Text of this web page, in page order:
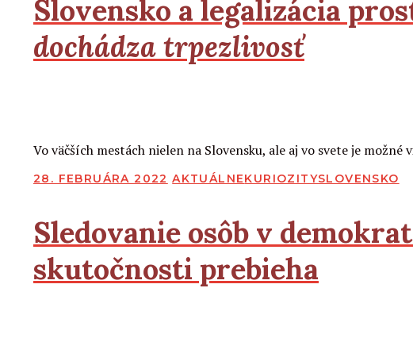
Slovensko a legalizácia
dochádza trpezlivosť
Vo väčších mestách nielen na Slovensku, ale aj vo svete je
PUBLIKOVANÉ
28. FEBRUÁRA 2022 AKTUÁLNEKURIOZITYSLOVENSKO
Sledovanie osôb v
skutočnosti prebieha